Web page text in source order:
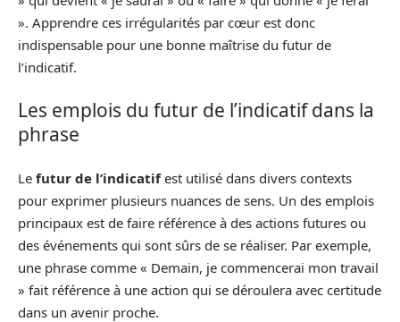
». Apprendre ces irrégularités par cœur est donc
indispensable pour une bonne maîtrise du futur de
l’indicatif.
Les emplois du futur de l’indicatif dans la
phrase
Le futur de l’indicatifest utilisé dans divers contexts
pour exprimer plusieurs nuances de sens. Un des emplois
principaux est de faire référence à des actions futures ou
des événements qui sont sûrs de se réaliser. Par exemple,
une phrase comme « Demain, je commencerai mon travail
» fait référence à une action qui se déroulera avec certitude
dans un avenir proche.